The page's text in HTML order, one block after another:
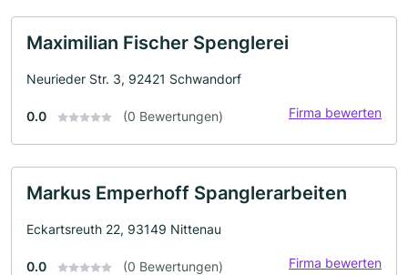
Maximilian Fischer Spenglerei
Neurieder Str. 3, 92421 Schwandorf
0.0 (0 Bewertungen) Firma bewerten
Markus Emperhoff Spanglerarbeiten
Eckartsreuth 22, 93149 Nittenau
0.0 (0 Bewertungen) Firma bewerten